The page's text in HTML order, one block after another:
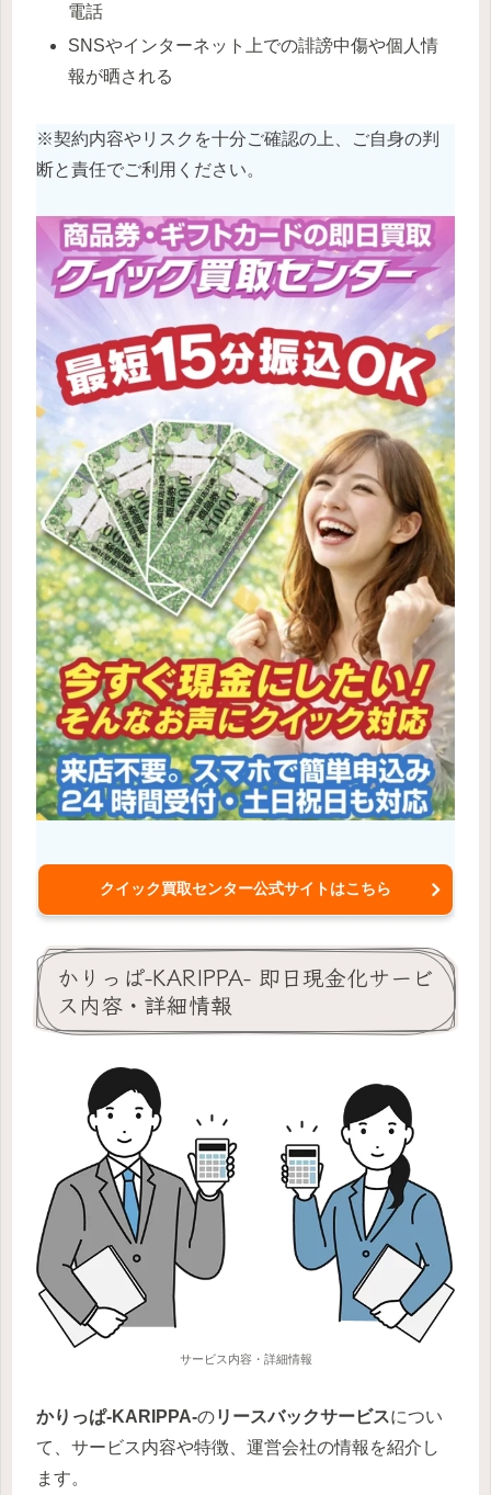
電話
SNSやインターネット上での誹謗中傷や個人情
報が晒される
※契約内容やリスクを十分ご確認の上、ご自身の判
断と責任でご利用ください。
クイック買取センター公式サイトはこちら
かりっぱ-KARIPPA- 即日現金化サービ
ス内容・詳細情報
サービス内容・詳細情報
かりっぱ-KARIPPA-のリースバックサービスについ
て、サービス内容や特徴、運営会社の情報を紹介し
ます。